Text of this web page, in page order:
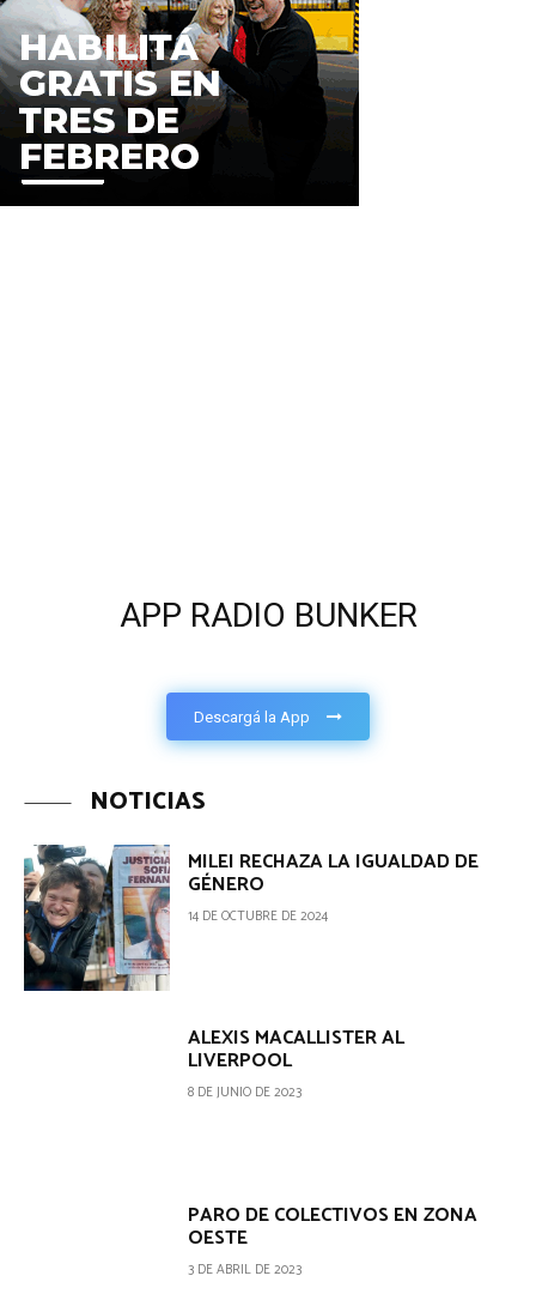
APP RADIO BUNKER
Descargá la App
NOTICIAS
MILEI RECHAZA LA IGUALDAD DE
GÉNERO
14 DE OCTUBRE DE 2024
ALEXIS MACALLISTER AL
LIVERPOOL
8 DE JUNIO DE 2023
PARO DE COLECTIVOS EN ZONA
OESTE
3 DE ABRIL DE 2023